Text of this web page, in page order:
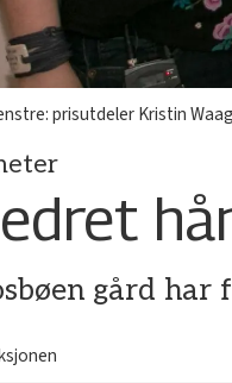
prisutdeler Kristin
gård har